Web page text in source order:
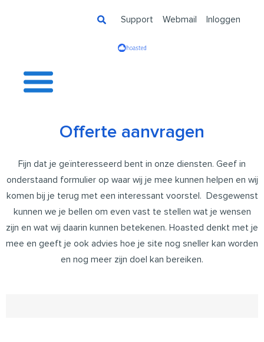
Support Webmail Inloggen
Offerte aanvragen
Fijn dat je geïnteresseerd bent in onze diensten. Geef in
onderstaand formulier op waar wij je mee kunnen helpen en wij
komen bij je terug met een interessant voorstel. Desgewenst
kunnen we je bellen om even vast te stellen wat je wensen
zijn en wat wij daarin kunnen betekenen. Hoasted denkt met je
mee en geeft je ook advies hoe je site nog sneller kan worden
en nog meer zijn doel kan bereiken.